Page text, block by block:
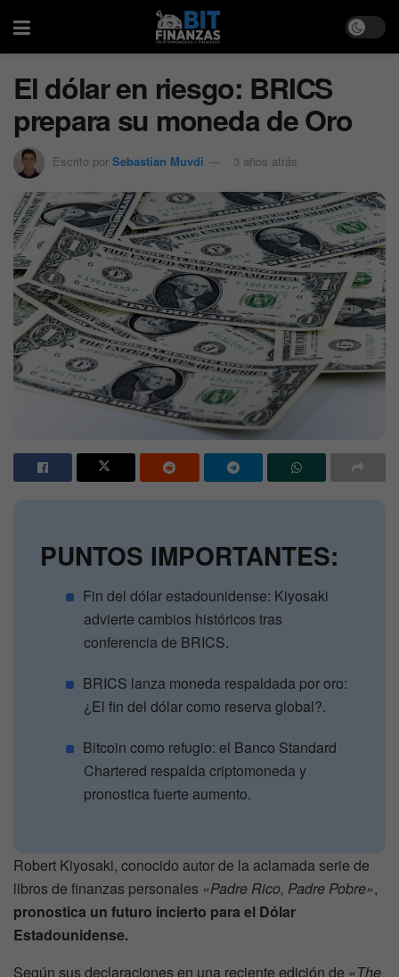
El dólar en riesgo: BRICS
prepara su moneda de Oro
Escrito por Sebastian Muvdi 3 años atrás
PUNTOS IMPORTANTES:
Fin del dólar estadounidense: Kiyosaki
advierte cambios históricos tras
conferencia de BRICS.
BRICS lanza moneda respaldada por oro:
¿El fin del dólar como reserva global?.
Bitcoin como refugio: el Banco Standard
Chartered respalda criptomoneda y
pronostica fuerte aumento.
Robert Kiyosaki, conocido autor de la aclamada serie de
libros de finanzas personales «Padre Rico, Padre Pobre»,
pronostica un futuro incierto para el Dólar
Estadounidense.
Según sus declaraciones en una reciente edición de «The